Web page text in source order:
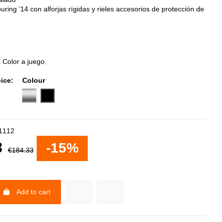
’14 con alforjas rígidas y rieles accesorios de protección de
Color a juego.
Colour
Cromado
€184.33 -15%
Add to cart